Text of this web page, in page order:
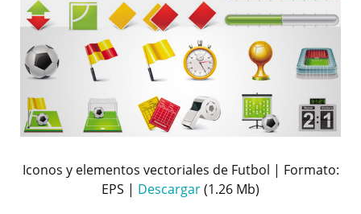
Iconos y elementos vectoriales de Futbol | Formato:
EPS | Descargar(1.26 Mb)